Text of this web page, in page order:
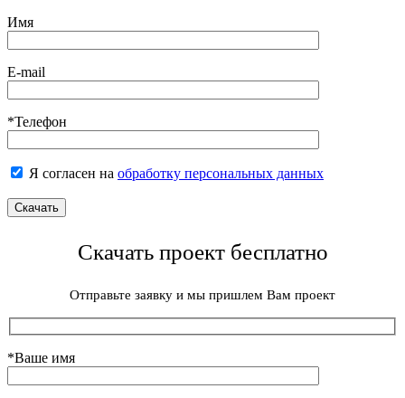
Имя
E-mail
*Телефон
Я согласен на обработку персональных данных
Скачать проект бесплатно
Отправьте заявку и мы пришлем Вам проект
*Ваше имя